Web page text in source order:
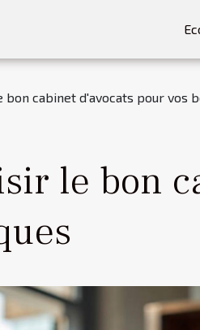
bon cabinet d'avocats pour vos
le bon